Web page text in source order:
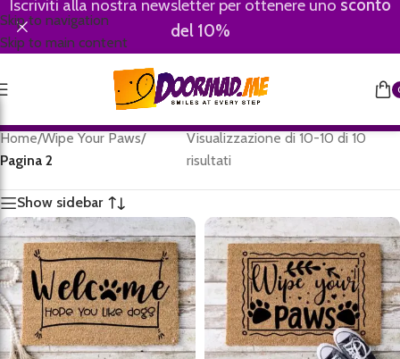
Skip to navigation
Skip to main content
Iscriviti alla nostra newsletter per ottenere uno sconto
del 10%
Home/Wipe Your Paws/
Pagina 2
Visualizzazione di 10-10 di 10
risultati
Show sidebar